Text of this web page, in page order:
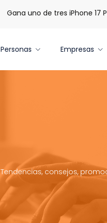
Gana uno de tres iPhone 17 Pro
Personas Empresas
Tendencias, consejos,